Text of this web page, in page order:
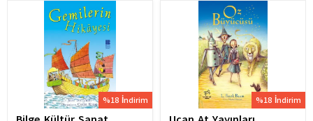
%18 İndirim %18 İndirim